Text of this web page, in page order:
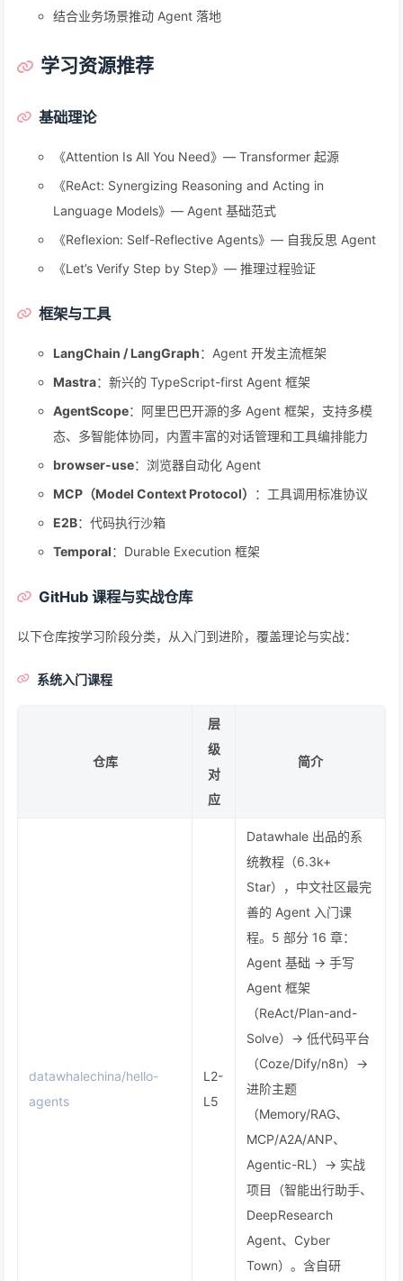
结合业务场景推动 Agent 落地
学习资源推荐
基础理论
《Attention Is All You Need》— Transformer 起源
《ReAct: Synergizing Reasoning and Acting in
Language Models》— Agent 基础范式
《Reflexion: Self-Reflective Agents》— 自我反思 Agent
《Let’s Verify Step by Step》— 推理过程验证
框架与工具
LangChain / LangGraph：Agent 开发主流框架
Mastra：新兴的 TypeScript-first Agent 框架
AgentScope：阿里巴巴开源的多 Agent 框架，支持多模
态、多智能体协同，内置丰富的对话管理和工具编排能力
browser-use：浏览器自动化 Agent
MCP（Model Context Protocol）
：工具调用标准协议
E2B：代码执行沙箱
Temporal：Durable Execution 框架
GitHub 课程与实战仓库
以下仓库按学习阶段分类，从入门到进阶，覆盖理论与实战：
系统入门课程
仓库
层
级
对
应
简介
datawhalechina/hello-
agents
L2-
L5
Datawhale 出品的系
统教程（6.3k+
Star），中文社区最完
善的 Agent 入门课
程。5 部分 16 章：
Agent 基础 → 手写
Agent 框架
（ReAct/Plan-and-
Solve）→ 低代码平台
（Coze/Dify/n8n）→
进阶主题
（Memory/RAG、
MCP/A2A/ANP、
Agentic-RL）→ 实战
项目（智能出行助手、
DeepResearch
Agent、Cyber
Town）。含自研